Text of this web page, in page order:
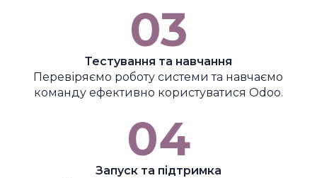
03
Тестування та навчання
Перевіряємо роботу системи та навчаємо
команду ефективно користуватися Odoo.
04
Запуск та підтримка